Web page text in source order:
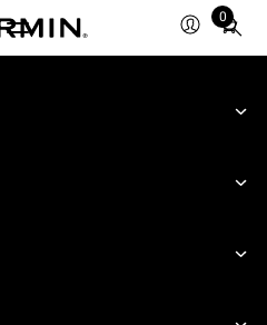
0
Total
items
cart: